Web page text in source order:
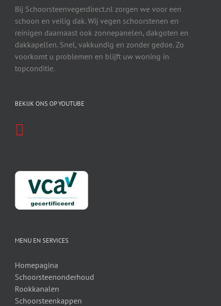
Bij Schoorsteenvegerdirect.nl zorgen we voor een
schoon en veilig dak. Wij vegen schoorstenen en
reinigen daarnaast ook zonnepanelen, dakgoten en
dakkapellen. Snel, vakkundig en zonder gedoe. Zo
voorkomt u problemen en blijft uw woning in
topconditie.
BEKIJK ONS OP YOUTUBE
MENU EN SERVICES
Homepagina
Schoorsteenonderhoud
Rookkanalen
Schoorsteenkappen